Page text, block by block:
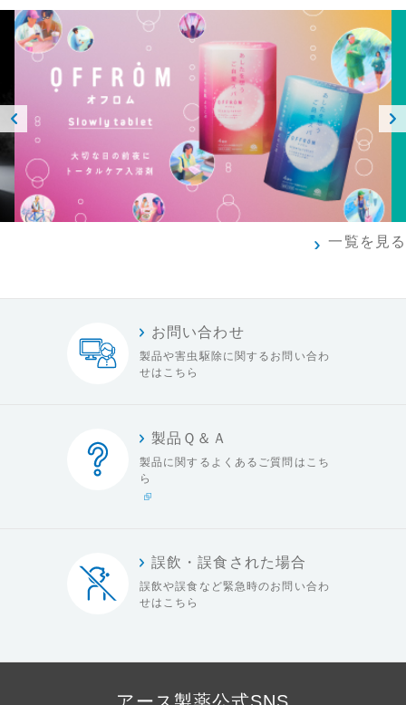
ious
一覧を見る
お問い合わせ
製品や害虫駆除に関する お問い合わ
せはこちら
製品Ｑ＆Ａ
製品に関するよくある ご質問はこち
ら
誤飲・誤食された場合
誤飲や誤食など緊急時のお問い合わ
せはこちら